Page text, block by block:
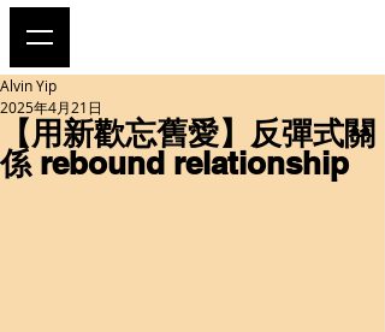
【用新歡忘舊愛】反彈式關
係 rebound relationship
Alvin Yip
2025年4月21日